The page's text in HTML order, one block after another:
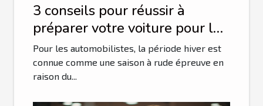
3 conseils pour réussir à
préparer votre voiture pour la
saison hivernale
Pour les automobilistes, la période hiver est
connue comme une saison à rude épreuve en
raison du...